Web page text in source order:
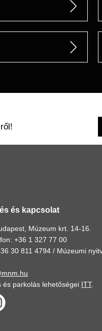
és kapcsolat
Múzeum krt. 14-16.
+36 1 327 77 00
30 811 4794 / Múzeumi
és parkolás lehetőségei ITT.